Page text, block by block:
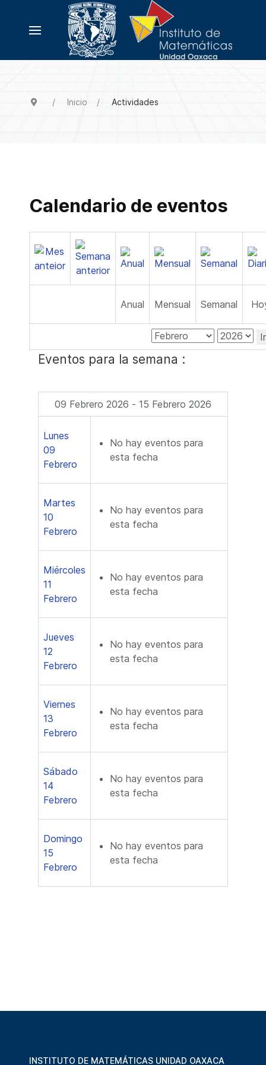
Inicio Actividades
Calendario de eventos
Anual Mensual Semanal
Eventos para la semana :
09 Febrero 2026 - 15 Febrero 2026
Lunes
09
Febrero
No hay eventos para
esta fecha
Martes
10
Febrero
No hay eventos para
esta fecha
Miércoles
11
Febrero
No hay eventos para
esta fecha
Jueves
12
Febrero
No hay eventos para
esta fecha
Viernes
13
Febrero
No hay eventos para
esta fecha
Sábado
14
Febrero
No hay eventos para
esta fecha
Domingo
15
Febrero
No hay eventos para
esta fecha
INSTITUTO DE MATEMÁTICAS UNIDAD OAXACA